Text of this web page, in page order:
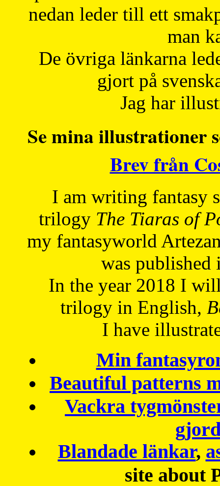
nedan leder till ett
man
De övriga länkarna
gjort på
Jag har
Se mina illustrationer
Brev från
I am writing fantasy
trilogy The Tiaras of
my fantasyworld
was published
In the year 2018 I
trilogy in English,
I have
Min
Beautiful patterns
Vackra
Blandade länkar,
site about